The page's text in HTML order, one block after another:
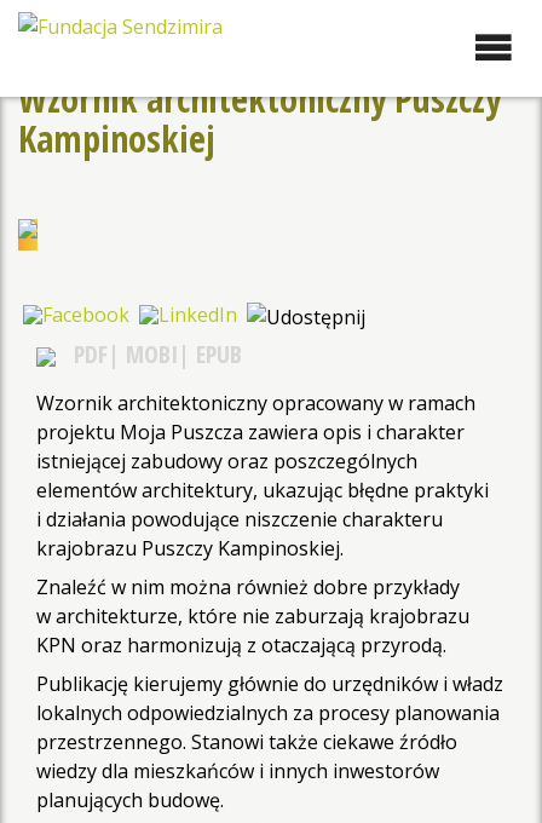
Przejdź
zakresu zrównoważonego
rozwoju miast, nasza
infrastruktury i adaptacja
miast do zmian klimatu
Wzornik architektoniczny Puszczy
Kampinoskiej
PDF MOBI EPUB
Wzornik architektoniczny opracowany w ramach
projektu Moja Puszcza zawiera opis i charakter
istniejącej zabudowy oraz poszczególnych
elementów architektury, ukazując błędne praktyki
i działania powodujące niszczenie charakteru
krajobrazu Puszczy Kampinoskiej.
Znaleźć w nim można również dobre przykłady
w architekturze, które nie zaburzają krajobrazu
KPN oraz harmonizują z otaczającą przyrodą.
Publikację kierujemy głównie do urzędników i władz
lokalnych odpowiedzialnych za procesy planowania
przestrzennego. Stanowi także ciekawe źródło
wiedzy dla mieszkańców i innych inwestorów
planujących budowę.